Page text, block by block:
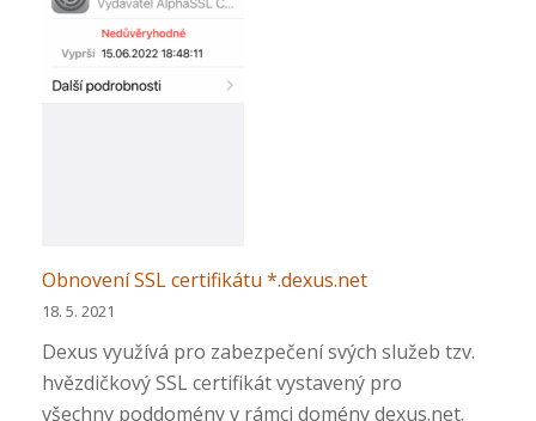
z
testovací
adresy
Obnovení SSL certifikátu *.dexus.net
18. 5. 2021
Dexus využívá pro zabezpečení svých služeb tzv.
hvězdičkový SSL certifikát vystavený pro
všechny poddomény v rámci domény dexus.net.